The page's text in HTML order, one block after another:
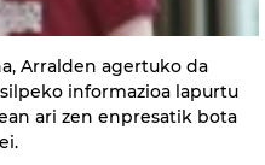
Arralden agertuko da
informazioa lapurtu
ari zen enpresatik bota